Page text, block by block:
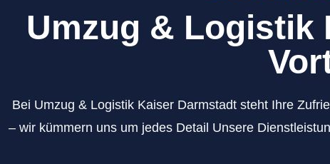
Umzug & Logistik
Bei Umzug & Logistik Kaiser Darmstadt steht Ihre
– wir kümmern uns um jedes Detail Unsere